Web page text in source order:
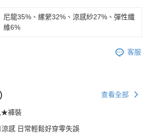
尼龍35%、縲縈32%、涼感紗27%、彈性纖
維6%
客服
查看全部
★褲裝
感 日常輕鬆好穿零失誤